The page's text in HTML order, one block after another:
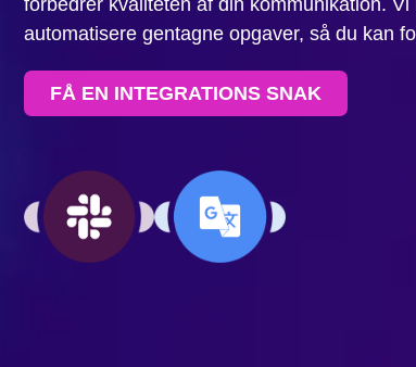
automatisere gentagne opgaver, så du kan
FÅ EN INTEGRATIONS SNAK